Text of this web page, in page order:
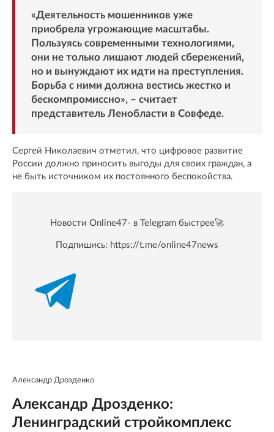
«Деятельность мошенников уже
приобрела угрожающие масштабы.
Пользуясь современными технологиями,
они не только лишают людей сбережений,
но и вынуждают их идти на преступления.
Борьба с ними должна вестись жестко и
бескомпромиссно», – считает
представитель Ленобласти в Совфеде.
Сергей Николаевич отметил, что цифровое развитие
России должно приносить выгоды для своих граждан, а
не быть источником их постоянного беспокойства.
Новости Online47- в Telegram быстрее🚀
Подпишись: https://t.me/online47news
Александр Дрозденко
Александр Дрозденко:
Ленинградский стройкомплекс